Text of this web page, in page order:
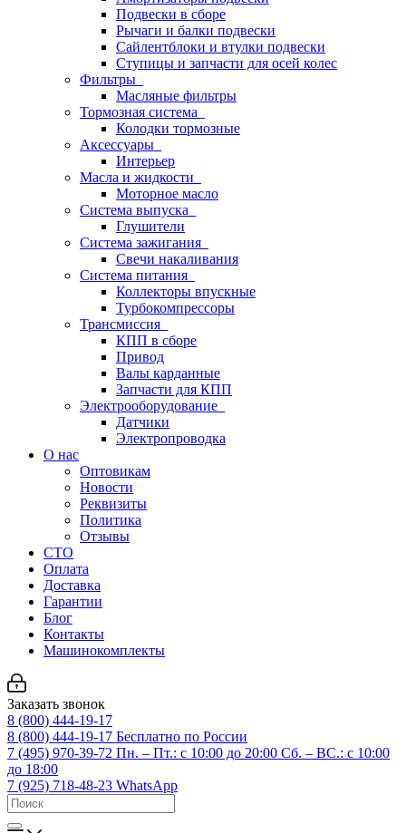
Подвески в сборе
Рычаги и балки подвески
Сайлентблоки и втулки подвески
Ступицы и запчасти для осей колес
Фильтры
Масляные фильтры
Тормозная система
Колодки тормозные
Аксессуары
Интерьер
Масла и жидкости
Моторное масло
Система выпуска
Глушители
Система зажигания
Свечи накаливания
Система питания
Коллекторы впускные
Турбокомпрессоры
Трансмиссия
КПП в сборе
Привод
Валы карданные
Запчасти для КПП
Электрооборудование
Датчики
Электропроводка
О нас
Оптовикам
Новости
Реквизиты
Политика
Отзывы
СТО
Оплата
Доставка
Гарантии
Блог
Контакты
Машинокомплекты
Заказать звонок
8 (800) 444-19-17
8 (800) 444-19-17 Бесплатно по России
7 (495) 970-39-72 Пн. – Пт.: с 10:00 до 20:00 Сб. – ВС.: c 10:00
до 18:00
7 (925) 718-48-23 WhatsApp